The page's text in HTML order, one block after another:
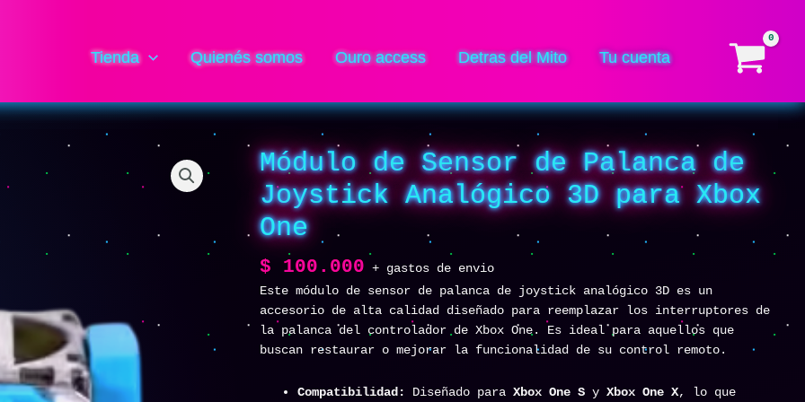
Tienda Quienés somos Ouro access Detras del Mito Tu cuenta
Módulo de Sensor de Palanca de
Joystick Analógico 3D para Xbox
One
$ 100.000 + gastos de envio
Este módulo de sensor de palanca de joystick analógico 3D es un
accesorio de alta calidad diseñado para reemplazar los interruptores de
la palanca del controlador de Xbox One. Es ideal para aquellos que
buscan restaurar o mejorar la funcionalidad de su control remoto.
Compatibilidad: Diseñado para Xbox One Sy Xbox One X, lo que
Módulo
de
Sensor
de
Palanca
Joystick
Analógico
3D
para
Xbox
cantidad
Joystick
3D
Xbox
One
cantidad